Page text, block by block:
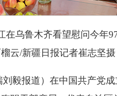
在乌鲁木齐看望慰问今年
云/新疆日报记者崔志坚摄
毅报道）在中国共产党